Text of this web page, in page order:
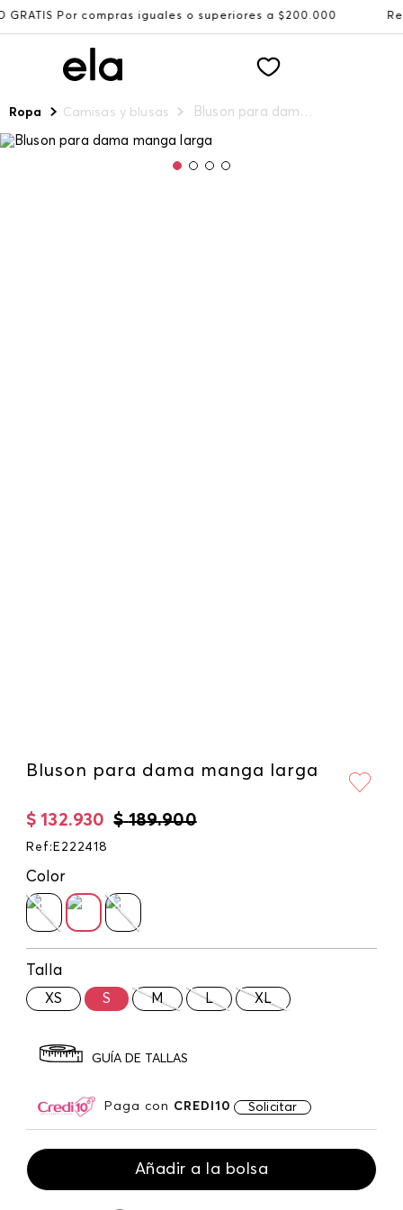
compras iguales o superiores a $200.000 Recibe:
Ropa Camisas y blusas Bluson para dama manga larga
Bluson para dama manga larga
$ 189.900
$ 132.930
Ref : E222418
Color
Talla
XS S M L XL
GUÍA DE TALLAS
Paga con CREDI10 Solicitar
Añadir a la bolsa